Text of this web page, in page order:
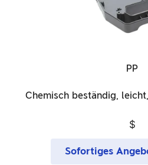
PP
Chemisch beständig,
$
Sofortiges